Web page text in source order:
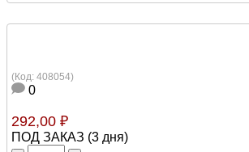
(Код: 408054)
0
292,00 ₽
ПОД ЗАКАЗ (3 дня)